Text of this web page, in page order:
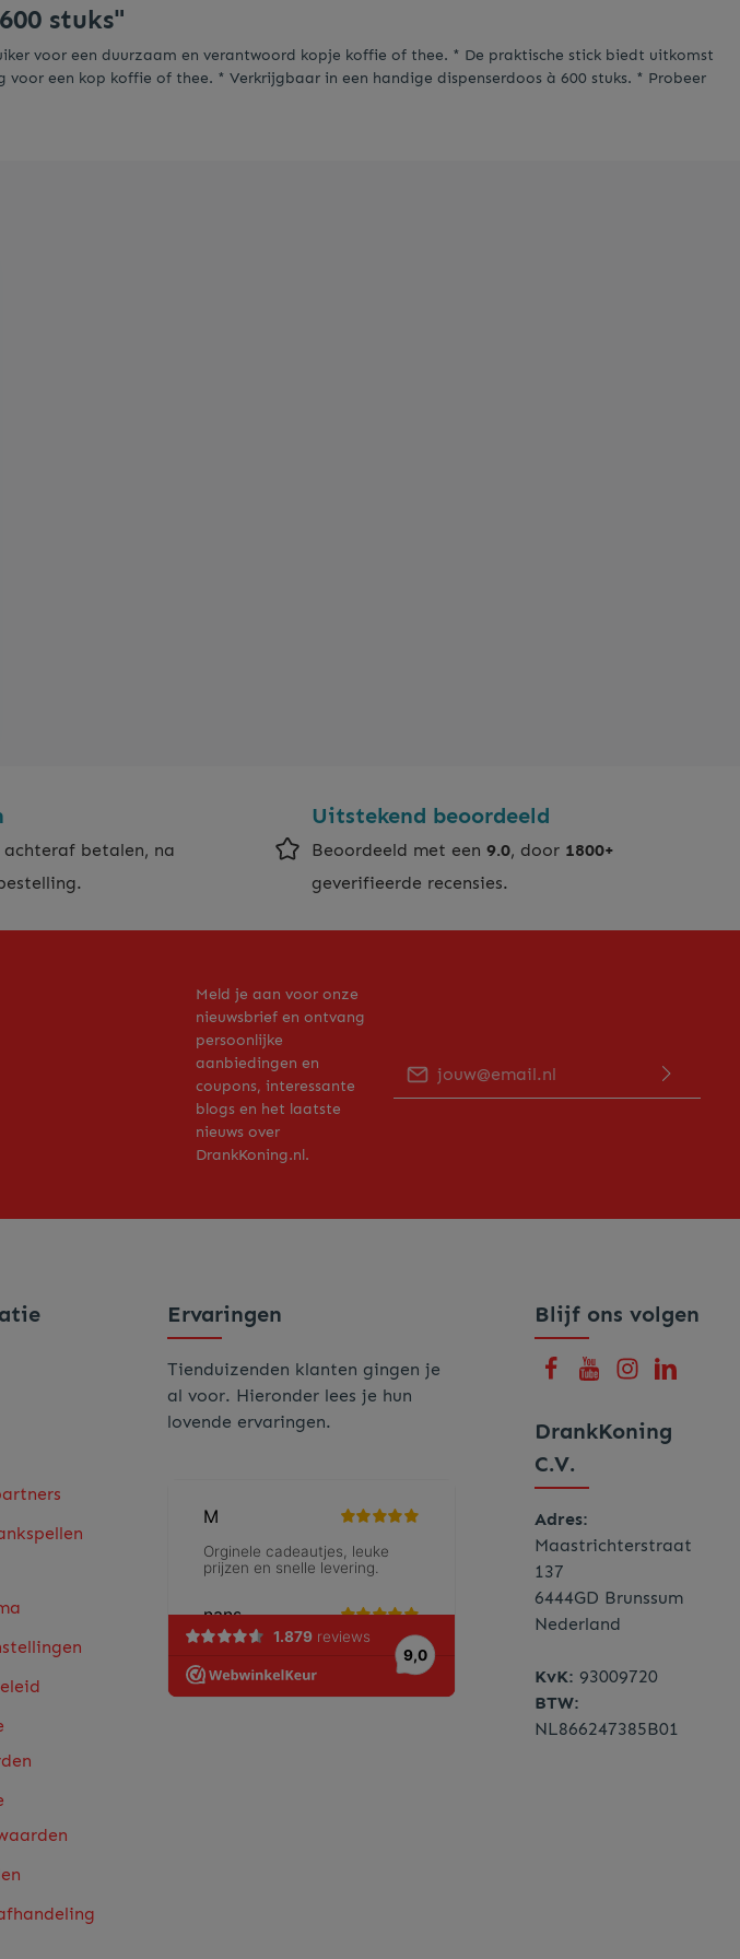
stuks"
voor een duurzaam en verantwoord kopje koffie of thee. * De praktische stick biedt uitkomst
een kop koffie of thee. * Verkrijgbaar in een handige dispenserdoos à 600 stuks. * Probeer
achteraf betalen, na
Uitstekend beoordeeld
Beoordeeld met een9.0, door 1800+
geverifieerde recensies.
Meld je aan voor onze
nieuwsbrief en ontvang
persoonlijke
aanbiedingen en
coupons, interessante
blogs en het laatste
nieuws over
DrankKoning.nl.
Blijf ons volgen
DrankKoning
C.V.
Adres:
Maastrichterstraat
137
6444GD Brunssum
Nederland
KvK: 93009720
BTW:
NL866247385B01
Ervaringen
Tienduizenden klanten gingen je
al voor. Hieronder lees je hun
lovende ervaringen.